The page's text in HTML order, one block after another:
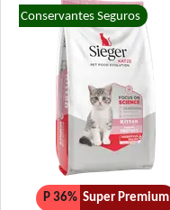
Conservantes Seguros
P 36% Super Premium